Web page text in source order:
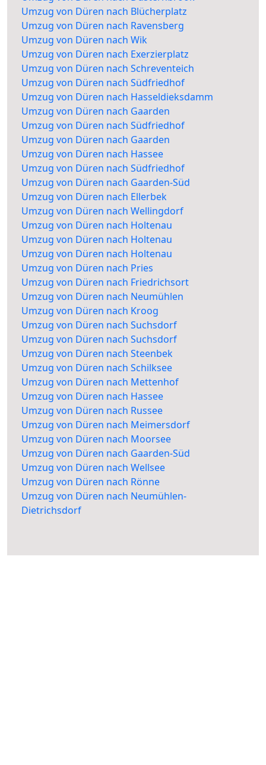
Umzug von Düren nach Blücherplatz
Umzug von Düren nach Ravensberg
Umzug von Düren nach Wik
Umzug von Düren nach Exerzierplatz
Umzug von Düren nach Schreventeich
Umzug von Düren nach Südfriedhof
Umzug von Düren nach Hasseldieksdamm
Umzug von Düren nach Gaarden
Umzug von Düren nach Südfriedhof
Umzug von Düren nach Gaarden
Umzug von Düren nach Hassee
Umzug von Düren nach Südfriedhof
Umzug von Düren nach Gaarden-Süd
Umzug von Düren nach Ellerbek
Umzug von Düren nach Wellingdorf
Umzug von Düren nach Holtenau
Umzug von Düren nach Holtenau
Umzug von Düren nach Holtenau
Umzug von Düren nach Pries
Umzug von Düren nach Friedrichsort
Umzug von Düren nach Neumühlen
Umzug von Düren nach Kroog
Umzug von Düren nach Suchsdorf
Umzug von Düren nach Suchsdorf
Umzug von Düren nach Steenbek
Umzug von Düren nach Schilksee
Umzug von Düren nach Mettenhof
Umzug von Düren nach Hassee
Umzug von Düren nach Russee
Umzug von Düren nach Meimersdorf
Umzug von Düren nach Moorsee
Umzug von Düren nach Gaarden-Süd
Umzug von Düren nach Wellsee
Umzug von Düren nach Rönne
Umzug von Düren nach Neumühlen-
Dietrichsdorf